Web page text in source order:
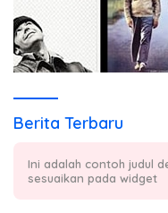
Berita Terbaru
Ini adalah contoh judul
sesuaikan pada widget